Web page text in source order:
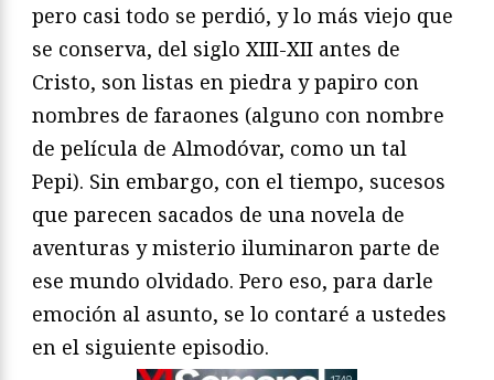
pero casi todo se perdió, y lo más viejo que
se conserva, del siglo XIII-XII antes de
Cristo, son listas en piedra y papiro con
nombres de faraones (alguno con nombre
de película de Almodóvar, como un tal
Pepi). Sin embargo, con el tiempo, sucesos
que parecen sacados de una novela de
aventuras y misterio iluminaron parte de
ese mundo olvidado. Pero eso, para darle
emoción al asunto, se lo contaré a ustedes
en el siguiente episodio.